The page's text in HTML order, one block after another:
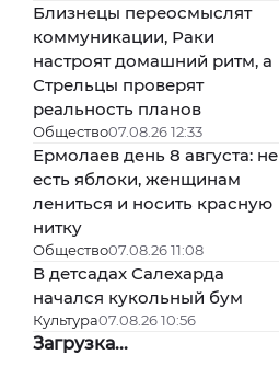
Близнецы переосмыслят
коммуникации, Раки
настроят домашний ритм, а
Стрельцы проверят
реальность планов
Общество07.08.26 12:33
Ермолаев день 8 августа: не
есть яблоки, женщинам
лениться и носить красную
нитку
Общество07.08.26 11:08
В детсадах Салехарда
начался кукольный бум
Культура07.08.26 10:56
Загрузка...